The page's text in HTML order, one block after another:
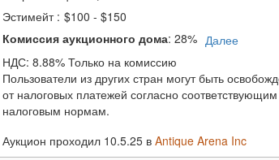
Эстимейт : $100 - $150
Комиссия аукционного дома: 28%
Далее
НДС: 8.88% Только на комиссию
Пользователи из других стран могут быть
от налоговых платежей согласно соответствующим
налоговым нормам.
Аукцион проходил 10.5.25 в Antique Arena Inc